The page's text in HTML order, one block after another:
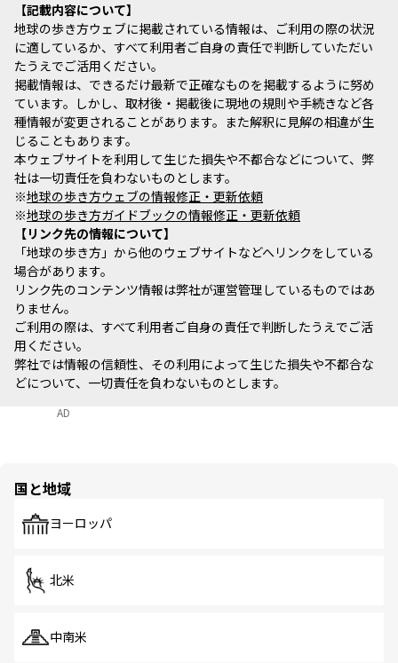
記載内容について
地球の歩き方ウェブに掲載されている情報は、ご利用の際の状況
に適しているか、すべて利用者ご自身の責任で判断していただい
たうえでご活用ください。
掲載情報は、できるだけ最新で正確なものを掲載するように努め
ています。しかし、取材後・掲載後に現地の規則や手続きなど各
種情報が変更されることがあります。また解釈に見解の相違が生
じることもあります。
本ウェブサイトを利用して生じた損失や不都合などについて、弊
社は一切責任を負わないものとします。
※地球の歩き方ウェブの情報修正・更新依頼
※地球の歩き方ガイドブックの情報修正・更新依頼
リンク先の情報について
「地球の歩き方」から他のウェブサイトなどへリンクをしている
場合があります。
リンク先のコンテンツ情報は弊社が運営管理しているものではあ
りません。
ご利用の際は、すべて利用者ご自身の責任で判断したうえでご活
用ください。
弊社では情報の信頼性、その利用によって生じた損失や不都合な
どについて、一切責任を負わないものとします。
AD
国と地域
ヨーロッパ
北米
中南米